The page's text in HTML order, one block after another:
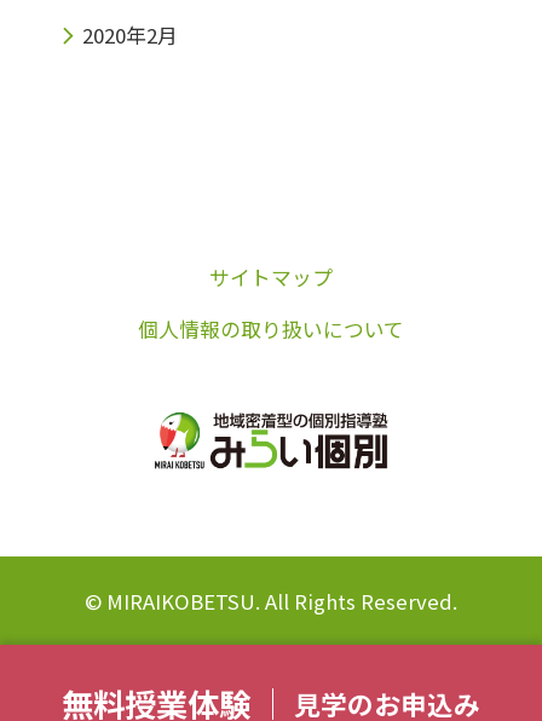
2020年2月
無料授業体験 見学のお申込み
サイトマップ
個人情報の取り扱いについて
© MIRAIKOBETSU. All Rights Reserved.